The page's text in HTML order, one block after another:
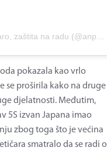
Objavu dijeli Anparo, zaštita na radu (@anparo_zastitanaradu)
pokazala kao vrlo
se proširila kako na druge
djelatnosti. Međutim,
5S izvan Japana imao
zbog toga što je većina
smatralo da se radi o